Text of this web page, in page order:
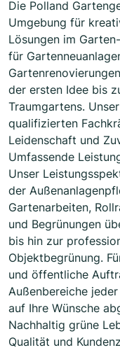
Die Polland
Umgebung für
Lösungen im
für
der ersten Idee bis
Traumgartens.
qualifizierten
Leidenschaft und
Umfassende
Unser
der
Gartenarbeiten,
und Begrünungen
bis hin zur
Objektbegrünung.
und öffentliche
Außenbereiche
auf Ihre Wünsche
Nachhaltig grüne
Qualität und